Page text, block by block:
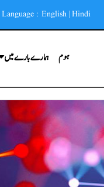
Language : English | Hindi
ہوم ہمارے بارے میں